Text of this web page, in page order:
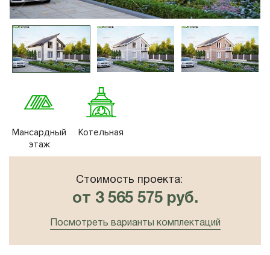
Мансардный
этаж
Котельная
Стоимость проекта:
от 3 565 575 руб.
Посмотреть варианты комплектаций
10x8
10x10
Плоская крыша
Сауна